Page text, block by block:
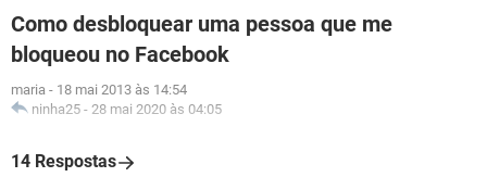
Como desbloquear uma pessoa que me
bloqueou no Facebook
maria - 18 mai 2013 às 14:54
ninha25 - 28 mai 2020 às 04:05
14 Respostas